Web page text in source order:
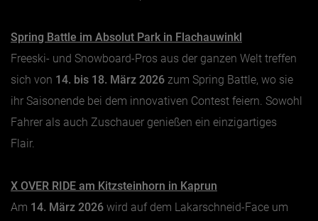
Spring Battle im Absolut Park in Flachauwinkl
Freeski- und Snowboard-Pros aus der ganzen Welt treffen
sich von 14. bis 18. März 2026 zum Spring Battle, wo sie
ihr Saisonende bei dem innovativen Contest feiern. Sowohl
Fahrer als auch Zuschauer genießen ein einzigartiges
Flair.
X OVER RIDE am Kitzsteinhorn in Kaprun
Am 14. März 2026 wird auf dem Lakarschneid-Face um